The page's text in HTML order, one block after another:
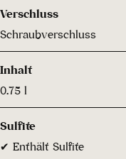
Verschluss
Schraubverschluss
Inhalt
0.75 l
Sulfite
✔ Enthält Sulfite